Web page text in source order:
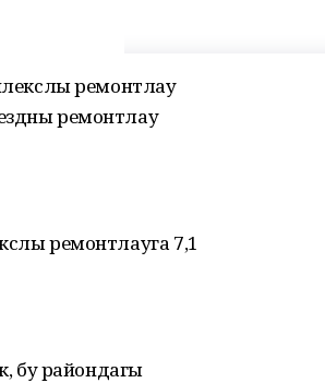
ремонтлау
ремонтлау
ремонтлауга 7,1
бу райондагы